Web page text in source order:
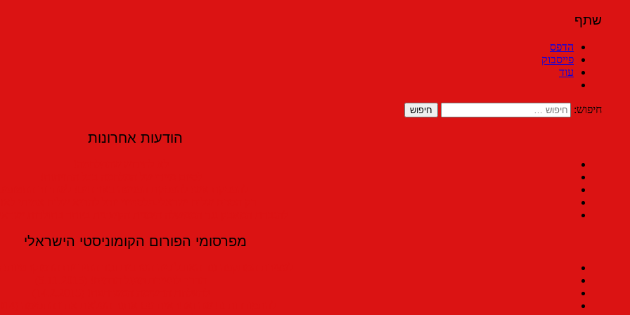
שתף
הדפס
פייסבוק
עוד
חיפוש:
הודעות אחרונות
מפרסומי הפורום הקומוניסטי הישראלי